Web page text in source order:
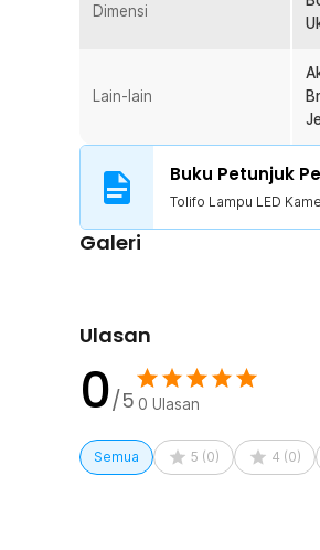
Kelengkapan Produk
1 x Tolifo Lampu LED
1 x Mount
Dimensi
Lain-lain
Buku Petunjuk
Tolifo Lampu LED
Galeri
Ulasan
0/5 0 Ulasan
Semua 5 (0) 4 (0)